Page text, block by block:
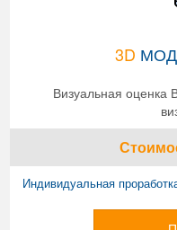
3D
Визуальная оценка
Индивидуальная